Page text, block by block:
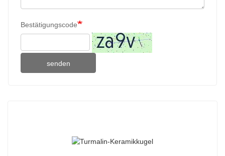
Bestätigungscode
senden